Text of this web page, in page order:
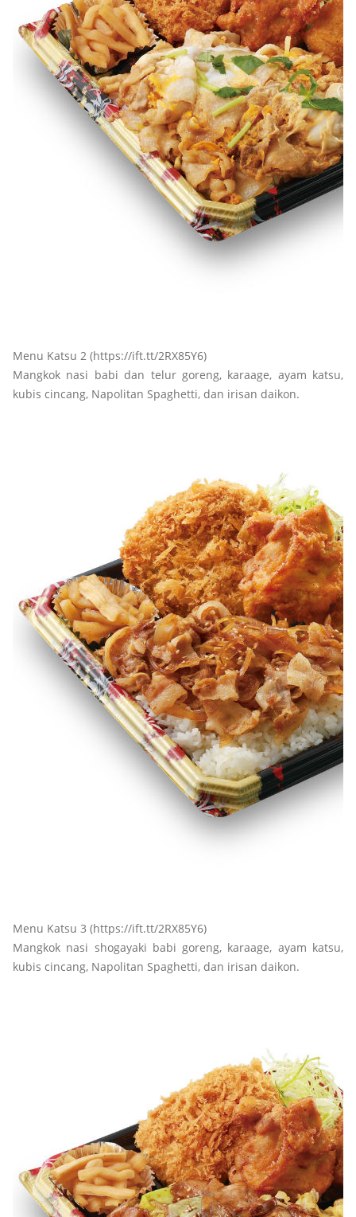
Menu Katsu 2 (https://ift.tt/2RX85Y6)
Mangkok nasi babi dan telur goreng, karaage, ayam katsu,
kubis cincang, Napolitan Spaghetti, dan irisan daikon.
Menu Katsu 3 (https://ift.tt/2RX85Y6)
Mangkok nasi shogayaki babi goreng, karaage, ayam katsu,
kubis cincang, Napolitan Spaghetti, dan irisan daikon.